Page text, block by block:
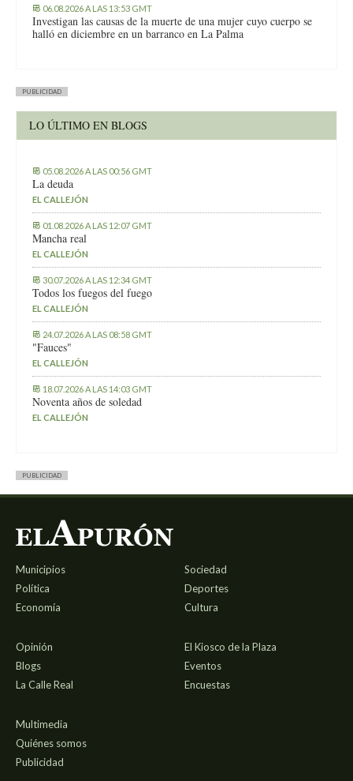
06.08.2026 A LAS 13:53 GMT
Investigan las causas de la muerte de una mujer cuyo cuerpo se
halló en diciembre en un barranco en La Palma
PUBLICIDAD
LO ÚLTIMO EN BLOGS
05.08.2026 A LAS 00:56 GMT
La deuda
EL CALLEJÓN
01.08.2026 A LAS 12:07 GMT
Mancha real
EL CALLEJÓN
30.07.2026 A LAS 12:34 GMT
Todos los fuegos del fuego
EL CALLEJÓN
24.07.2026 A LAS 08:58 GMT
"Fauces"
EL CALLEJÓN
18.07.2026 A LAS 14:03 GMT
Noventa años de soledad
EL CALLEJÓN
PUBLICIDAD
Municipios
Política
Economía
Sociedad
Deportes
Cultura
Opinión
Blogs
La Calle Real
El Kiosco de la Plaza
Eventos
Encuestas
Multimedia
Quiénes somos
Publicidad